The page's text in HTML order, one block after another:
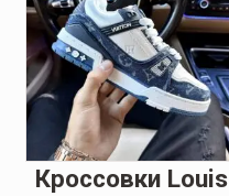
Кроссовки Louis